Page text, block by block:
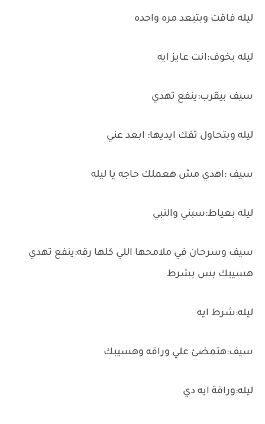
ليله فاقت وبتبعد مره واحده
ليله بخوف:انت عايز ايه
سيف بيقرب:ينفع تهدي
ليله وبتحاول تفك ايديها: ابعد عني
سيف :اهدي مش هعملك حاجه يا ليله
ليله بعياط:سبني والنبي
سيف وسرحان في ملامحها اللي كلها رقه:ينفع تهدي
هسيبك بس بشرط
ليله:شرط ايه
سيف:هتمضئ علي وراقه وهسيبك
ليله:وراقة ايه دي